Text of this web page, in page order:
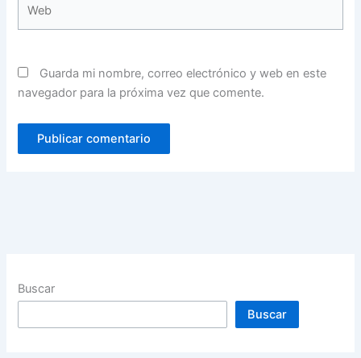
Guarda mi nombre, correo electrónico y web en este
navegador para la próxima vez que comente.
Buscar
Buscar